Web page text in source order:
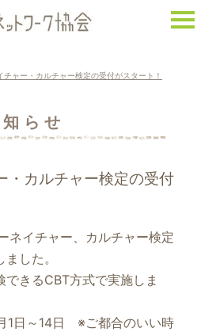
チャー・カルチャー検定の受付がスタート！
お知らせ
・カルチャー検定の受付
ネイチャー、カルチャー検定
した。
きるCBT方式で実施しま
1日～14日 ※ご都合のいい時